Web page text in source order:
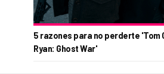
5 razones para no perderte 'Tom
Ryan: Ghost War'